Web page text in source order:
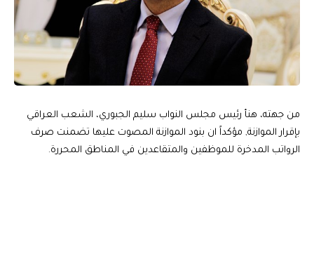
من جهته، هنأ رئيس مجلس النواب سليم الجبوري، الشعب العراقي
بإقرار الموازنة, مؤكداً ان بنود الموازنة المصوت عليها تضمنت صرف
الرواتب المدخرة للموظفين والمتقاعدين في المناطق المحررة.